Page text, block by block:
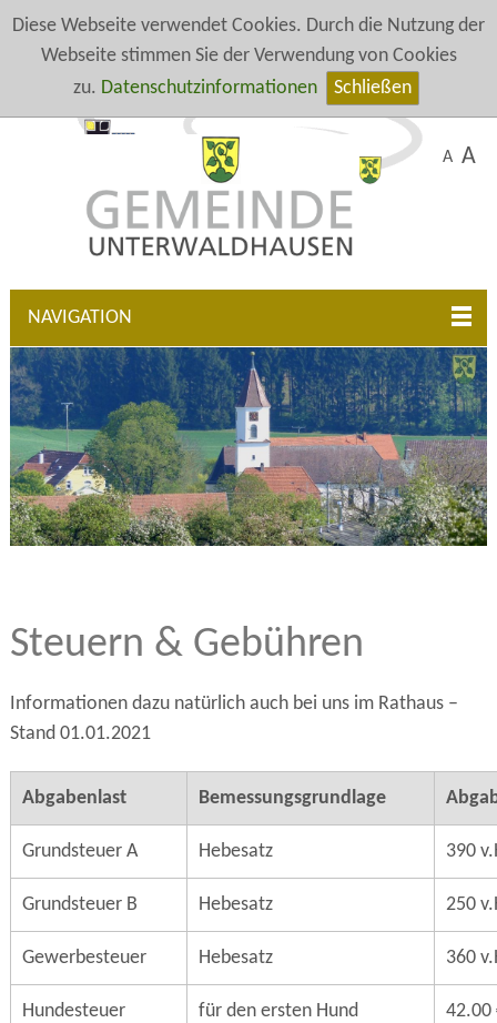
Diese Webseite verwendet Cookies. Durch die Nutzung der
Webseite stimmen Sie der Verwendung von Cookies
zu. Datenschutzinformationen Schließen
A A
NAVIGATION
Steuern & Gebühren
Informationen dazu natürlich auch bei uns im Rathaus –
Stand 01.01.2021
Abgabenlast Bemessungsgrundlage
Grundsteuer A Hebesatz 390
Grundsteuer B Hebesatz 250
Gewerbesteuer Hebesatz 360
Hundesteuer für den ersten Hund 42.00